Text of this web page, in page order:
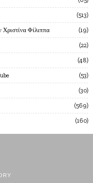
513
Χριστίνα Φίλιππα 19
22
48
53
30
569
160